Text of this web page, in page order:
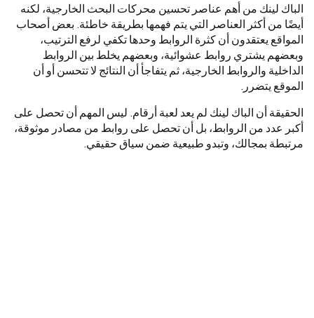
الباك لينك من أهم عناصر تحسين محركات البحث الخارجية، لكنه
أيضًا من أكثر العناصر التي يتم فهمها بطريقة خاطئة. بعض أصحاب
المواقع يعتقدون أن كثرة الروابط وحدها تكفي لرفع الترتيب،
وبعضهم يشتري روابط عشوائية، وبعضهم يخلط بين الروابط
الداخلية والروابط الخارجية، ثم يتفاجأ أن النتائج لا تتحسن أو أن
الموقع يتضرر.
الحقيقة أن الباك لينك لم يعد لعبة أرقام. ليس المهم أن تحصل على
أكبر عدد من الروابط، بل أن تحصل على روابط من مصادر موثوقة،
مرتبطة بمجالك، وتبدو طبيعية ضمن سياق حقيقي.